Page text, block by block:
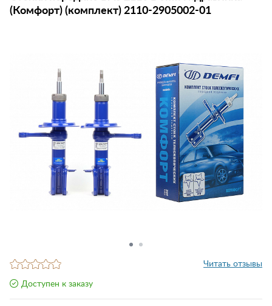
(Комфорт) (комплект) 2110-2905002-01
Читать отзывы
Доступен к заказу